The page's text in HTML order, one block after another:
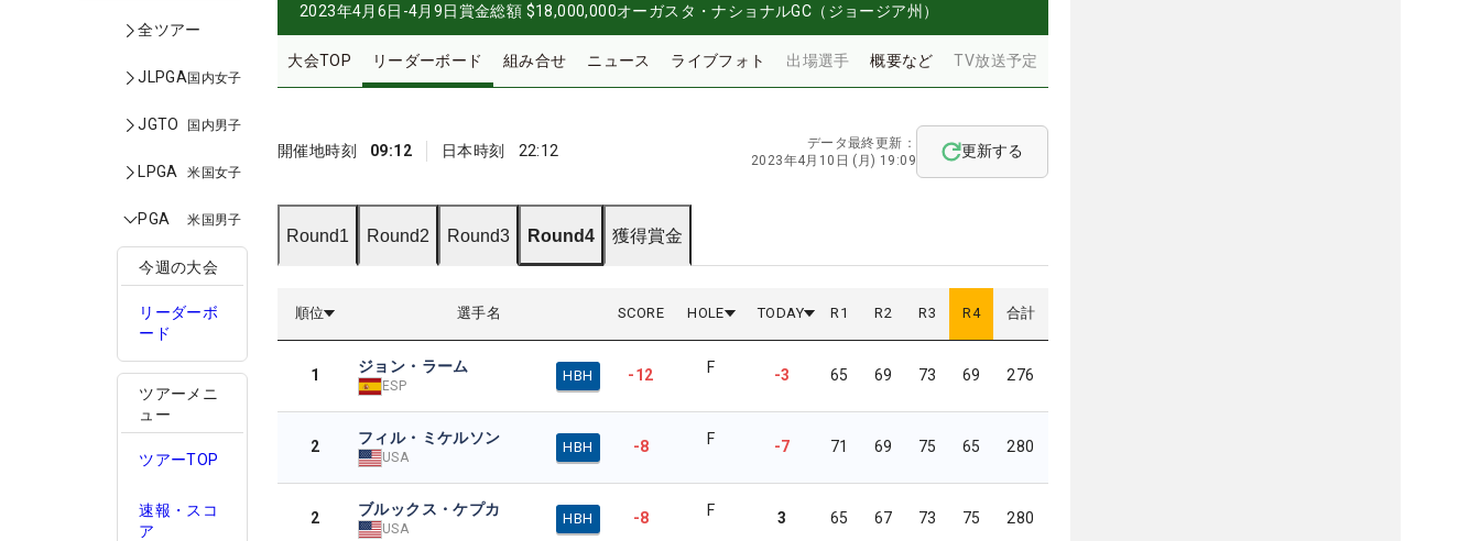
全ツアー
JLPGA国内女子
JGTO 国内男子
LPGA 米国女子
PGA 米国男子
今週の大会
リーダーボ
ード
ツアーメニ
ュー
ツアーTOP
速報・スコ
ア
2023年4月6日-4月9日賞金総額 $18,000,000オーガスタ・ナショナルGC（ジョージア州）
大会TOP リーダーボード 組み合せ ニュース ライブフォト 出場選手 概要など TV放送予定
開催地時刻 09:12 日本時刻 22:12
データ最終更新：
2023年4月10日 (月) 19:09
更新する
Round1 Round2 Round3 Round4 獲得賞金
順位 選手名 SCORE HOLE TODAY R 1 R2 R3 R4 合計
1 ジョン・ラーム
ESP
HBH -12 F -3 65 69 73 69 276
2 フィル・ミケルソン
USA
HBH -8 F -7 71 69 75 65 280
2 ブルックス・ケプカ
USA
HBH -8 F 3 65 67 73 75 280